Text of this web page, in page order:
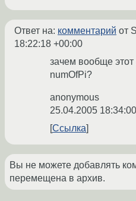
Ответ на: комментарий от
18:22:18 +00:00
зачем вообще
numOfPi?
anonymous
25.04.2005
Ссылка
Вы не можете добавлять
перемещена в архив.